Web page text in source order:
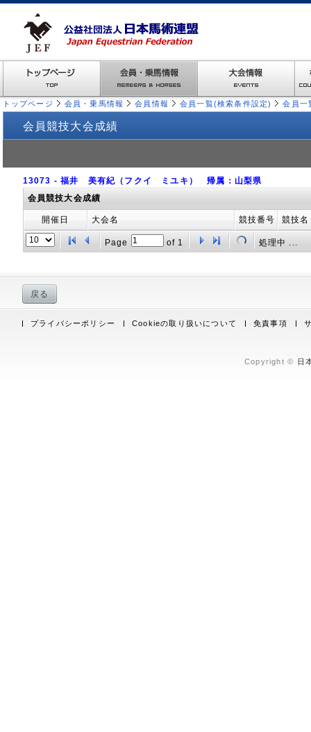
トップページ 会員・乗馬情報 会員情報 会員一覧(検索条件設定) 会員一
会員競技大会成績
13073 - 福井 美有紀（フクイ ミユキ） 帰属：山梨県
会員競技大会成績
開催日 大会名 競技番号 競技名
Page of1 処理中 ...
戻る
プライバシーポリシー Cookieの取り扱いについて 免責事項
Copyright © 日